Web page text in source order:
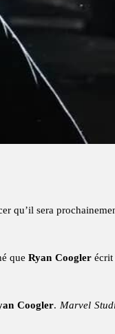
qu’il sera
queRyan Cooglerécrit
Coogler. Marvel